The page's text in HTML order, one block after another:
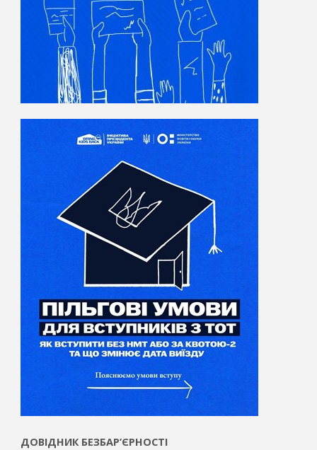
ДОВІДНИК БЕЗБАР’ЄРНОСТІ